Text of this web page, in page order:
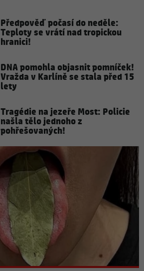
Předpověď počasí do neděle:
Teploty se vrátí nad tropickou
hranici!
DNA pomohla objasnit pomníček!
Vražda v Karlíně se stala před 15
lety
Tragédie na jezeře Most: Policie
našla tělo jednoho z
pohřešovaných!